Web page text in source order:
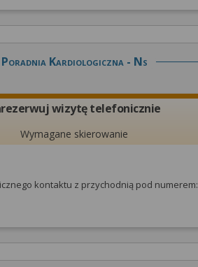
Poradnia Kardiologiczna - Ns
wizytę telefonicznie
Wymagane skierowanie
kontaktu z przychodnią pod numerem: